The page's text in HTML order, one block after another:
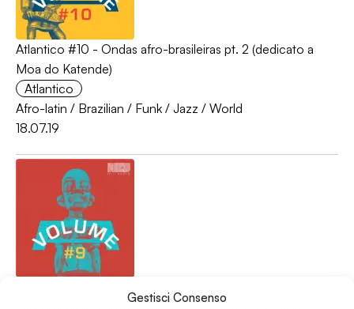
Gestisci Consenso
Atlantico #10 - Ondas afro-brasileiras pt. 2 (dedicato a
Moa do Katende)
Atlantico
Afro-latin / Brazilian / Funk / Jazz / World
18.07.19